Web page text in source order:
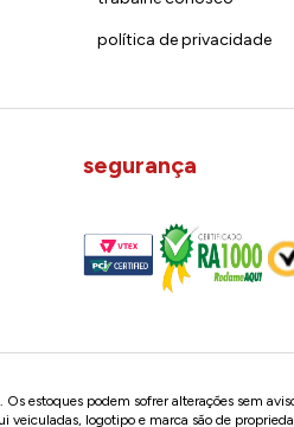
política de privacidade
segurança
estoques podem sofrer alterações sem
veiculadas, logotipo e marca são de